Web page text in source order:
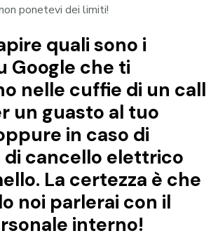
ponetevi dei limiti!
quali sono i
Google che ti
nelle cuffie di un call
un guasto al tuo
in caso di
di cancello elettrico
La certezza è che
noi parlerai con il
interno!